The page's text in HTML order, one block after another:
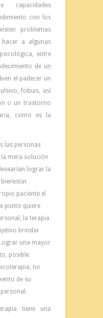
capacidades
con los
problemas
hacer a algunas
entre
de un
el padecer un
fobias, así
o un trastorno
como es la
las personas
mera solución
lograr la
paciente el
punto quiere
la terapia
brindar
una mayor
posible
no
de su
tiene una